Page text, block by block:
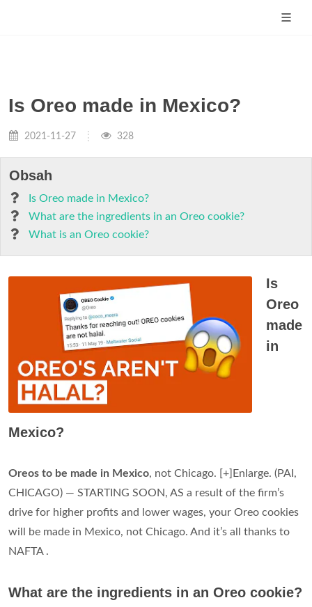
Is Oreo made in Mexico?
2021-11-27 328
Obsah
Is Oreo made in Mexico?
What are the ingredients in an Oreo cookie?
What is an Oreo cookie?
Is
Oreo
made
in
Mexico?
Oreos to be made in Mexico, not Chicago. [+]Enlarge. (PAI,
CHICAGO) — STARTING SOON, AS a result of the firm’s
drive for higher profits and lower wages, your Oreo cookies
will be made in Mexico, not Chicago. And it’s all thanks to
NAFTA .
What are the ingredients in an Oreo cookie?